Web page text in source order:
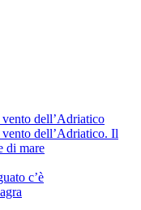
dell’Adriatico
dell’Adriatico. Il
di mare
c’è